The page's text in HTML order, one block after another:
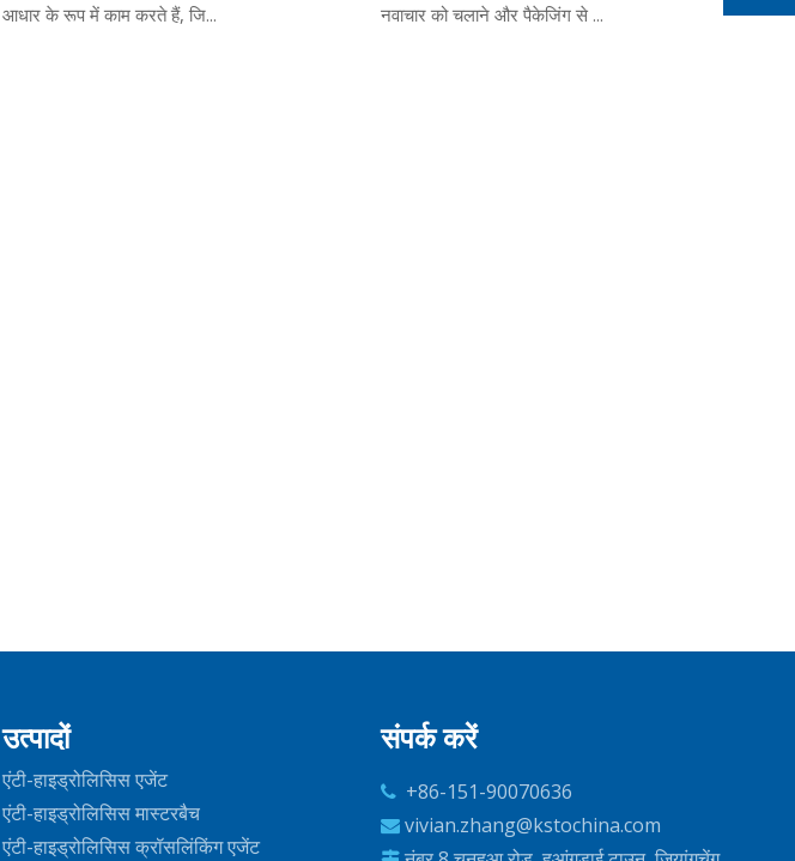
आधार के रूप में काम करते हैं, जि...
नवाचार को चलाने और पैकेजिंग से ...
उत्पादों
एंटी-हाइड्रोलिसिस एजेंट
एंटी-हाइड्रोलिसिस मास्टरबैच
एंटी-हाइड्रोलिसिस क्रॉसलिंकिंग एजेंट
संपर्क करें
+86-151-90070636
 vivian.zhang@kstochina.com